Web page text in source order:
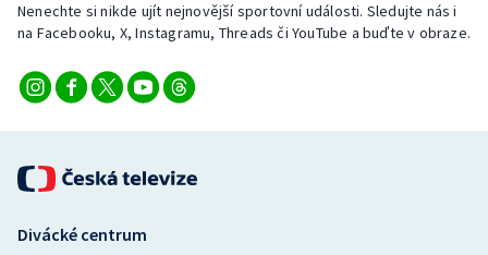
Veslování
Vodní slalom
Volejbal
Ostatní
Nenechte si nikde ujít nejnovější sportovní události. Sledujte nás i
na Facebooku, X, Instagramu, Threads či YouTube a buďte v obraze.
Divácké centrum